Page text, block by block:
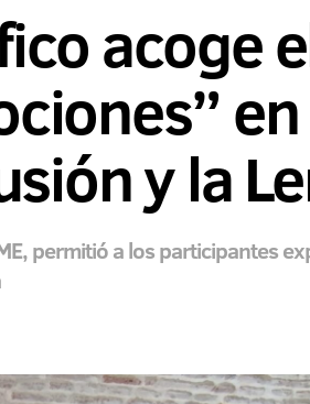
acoge
y la
permitió a los participantes